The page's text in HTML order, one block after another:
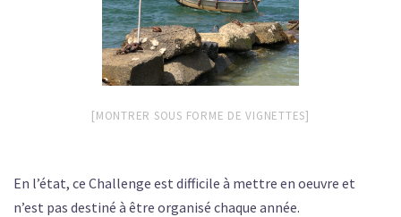
[MONTRER SOUS FORME DE VIGNETTES]
En l’état, ce Challenge est difficile à mettre en oeuvre et
n’est pas destiné à être organisé chaque année.